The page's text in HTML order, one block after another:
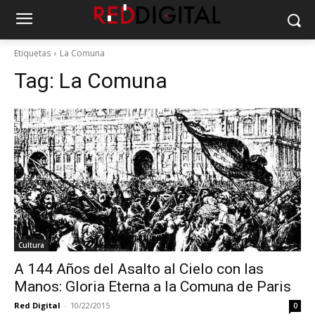
Etiquetas La Comuna
Tag: La Comuna
Cultura
A 144 Años del Asalto al Cielo con las
Manos: Gloria Eterna a la Comuna de Paris
Red Digital - 10/22/2015 0